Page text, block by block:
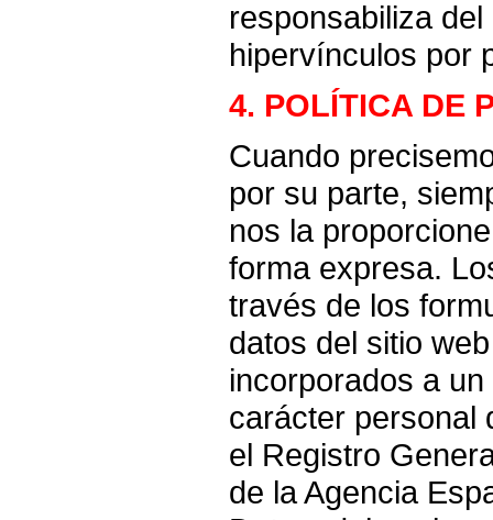
responsabiliza
hipervínculos por
4. POLÍTICA DE
Cuando
por su parte,
nos la
forma expresa.
través de los
datos del sitio
incorporados a
carácter personal
el Registro
de la Agencia